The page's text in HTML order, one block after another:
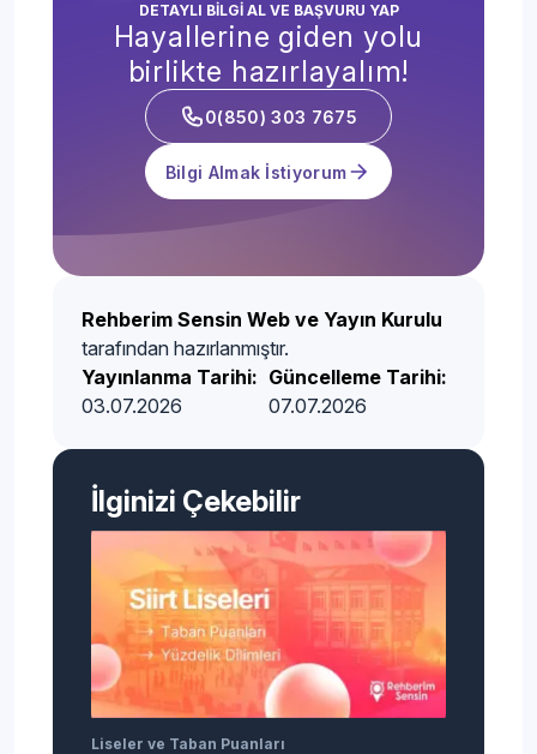
DETAYLI BİLGİ AL VE BAŞVURU YAP
Hayallerine giden yolu
birlikte hazırlayalım!
0(850) 303 7675
Bilgi Almak İstiyorum
Rehberim Sensin Web ve Yayın Kurulu
tarafından hazırlanmıştır.
Yayınlanma Tarihi:
03.07.2026
Güncelleme Tarihi:
07.07.2026
İlginizi Çekebilir
Liseler ve Taban Puanları